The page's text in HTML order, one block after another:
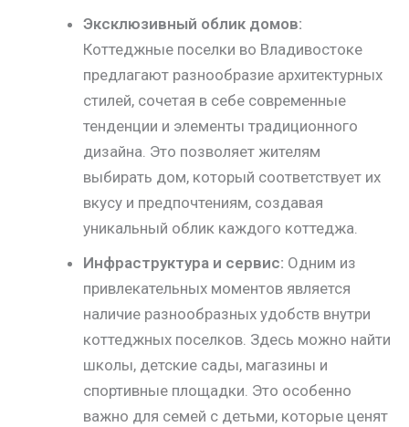
Эксклюзивный облик домов:
Коттеджные поселки во Владивостоке
предлагают разнообразие архитектурных
стилей, сочетая в себе современные
тенденции и элементы традиционного
дизайна. Это позволяет жителям
выбирать дом, который соответствует их
вкусу и предпочтениям, создавая
уникальный облик каждого коттеджа.
Инфраструктура и сервис: Одним из
привлекательных моментов является
наличие разнообразных удобств внутри
коттеджных поселков. Здесь можно найти
школы, детские сады, магазины и
спортивные площадки. Это особенно
важно для семей с детьми, которые ценят